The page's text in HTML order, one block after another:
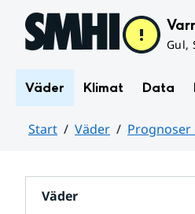
Hoppa till sidans innehåll
Gul,
Väder Klimat Data
Start Väder
Väder